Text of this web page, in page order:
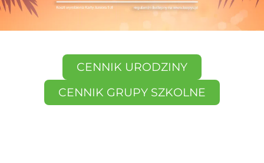
CENNIK URODZINY
CENNIK GRUPY SZKOLNE